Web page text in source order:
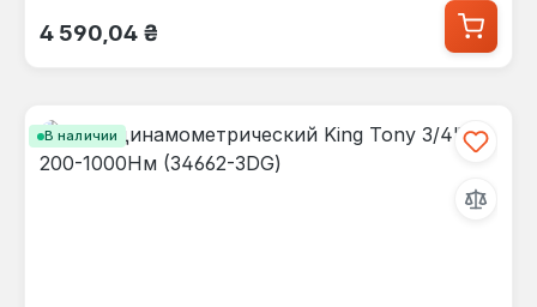
Обычная цена:
4 590,04 ₴
В наличии